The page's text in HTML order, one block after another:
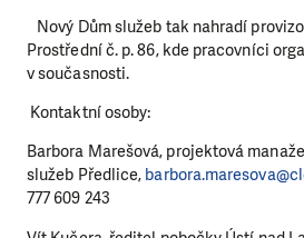
Nový Dům služeb tak nahradí
Prostřední č. p. 86, kde pracovníci
v současnosti.
Kontaktní osoby:
Barbora Marešová, projektová
služeb Předlice,
777 609 243